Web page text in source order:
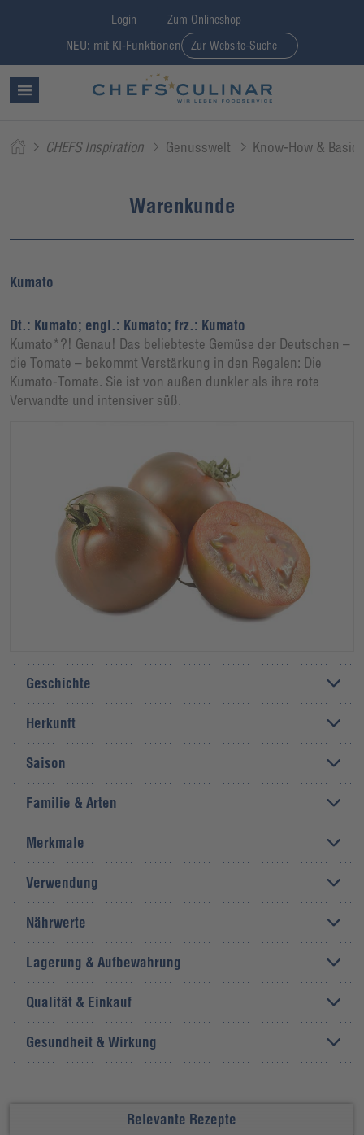
Login Zum Onlineshop
NEU: mit KI-Funktionen Zur Website-Suche
CHEFS Inspiration Genusswelt Know-How &
Warenkunde
Kumato
Dt.: Kumato; engl.: Kumato; frz.: Kumato
Kumato*?! Genau! Das beliebteste Gemüse der Deutschen –
die Tomate – bekommt Verstärkung in den Regalen: Die
Kumato-Tomate. Sie ist von außen dunkler als ihre rote
Verwandte und intensiver süß.
Geschichte
Herkunft
Saison
Familie & Arten
Merkmale
Verwendung
Nährwerte
Lagerung & Aufbewahrung
Qualität & Einkauf
Gesundheit & Wirkung
Relevante Rezepte